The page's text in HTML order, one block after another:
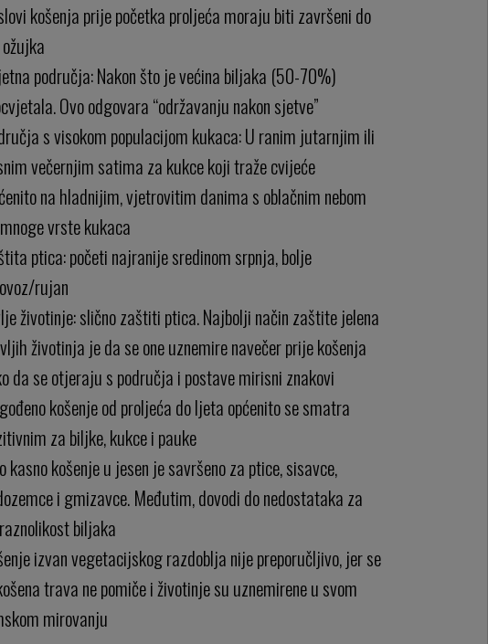
košenja prije početka proljeća moraju biti završeni do
područja: Nakon što je većina biljaka (50-70%)
Ovo odgovara “održavanju nakon sjetve”
s visokom populacijom kukaca: U ranim jutarnjim ili
večernjim satima za kukce koji traže cvijeće
na hladnijim, vjetrovitim danima s oblačnim nebom
vrste kukaca
ptica: početi najranije sredinom srpnja, bolje
rujan
životinje: slično zaštiti ptica. Najbolji način zaštite jelena
životinja je da se one uznemire navečer prije košenja
da se otjeraju s područja i postave mirisni znakovi
košenje od proljeća do ljeta općenito se smatra
za biljke, kukce i pauke
kasno košenje u jesen je savršeno za ptice, sisavce,
i gmizavce. Međutim, dovodi do nedostataka za
biljaka
izvan vegetacijskog razdoblja nije preporučljivo, jer se
trava ne pomiče i životinje su uznemirene u svom
mirovanju